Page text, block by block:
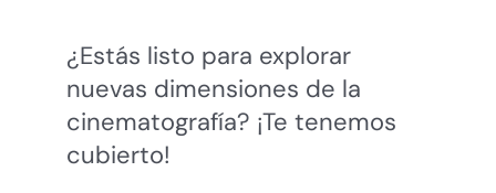
¿Estás listo para explorar
nuevas dimensiones de la
cinematografía? ¡Te tenemos
cubierto!